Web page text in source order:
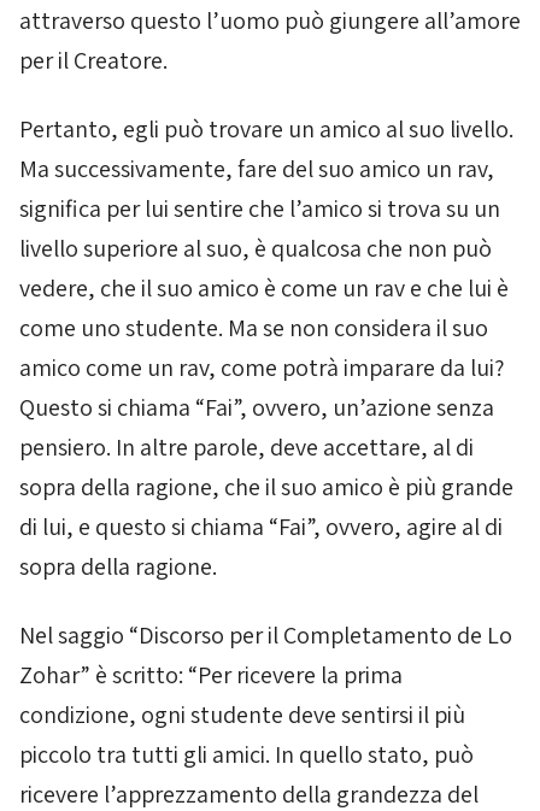
attraverso questo l’uomo può giungere all’amore
per il Creatore.
Pertanto, egli può trovare un amico al suo livello.
Ma successivamente, fare del suo amico un rav,
significa per lui sentire che l’amico si trova su un
livello superiore al suo, è qualcosa che non può
vedere, che il suo amico è come un rav e che lui è
come uno studente. Ma se non considera il suo
amico come un rav, come potrà imparare da lui?
Questo si chiama “Fai”, ovvero, un’azione senza
pensiero. In altre parole, deve accettare, al di
sopra della ragione, che il suo amico è più grande
di lui, e questo si chiama “Fai”, ovvero, agire al di
sopra della ragione.
Nel saggio “Discorso per il Completamento de Lo
Zohar” è scritto: “Per ricevere la prima
condizione, ogni studente deve sentirsi il più
piccolo tra tutti gli amici. In quello stato, può
ricevere l’apprezzamento della grandezza del